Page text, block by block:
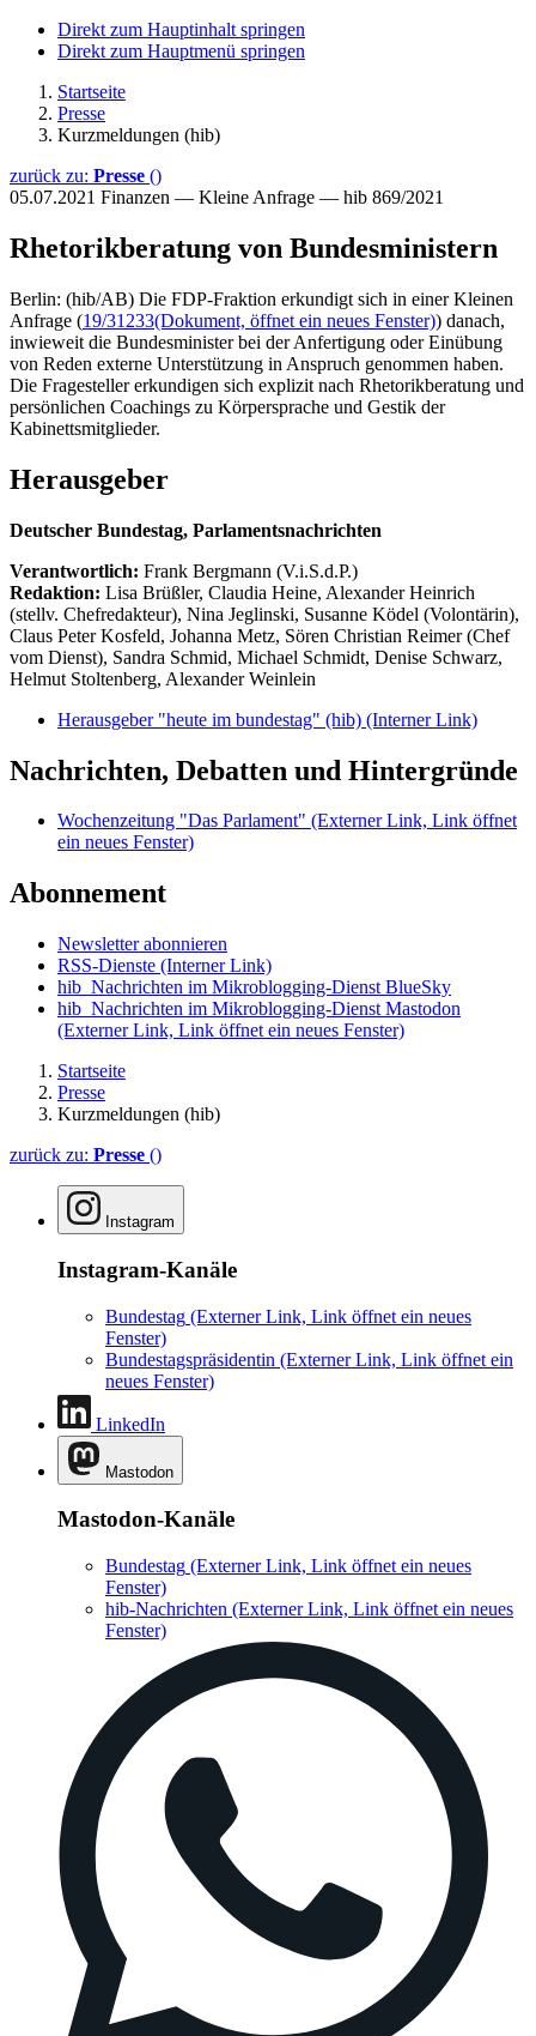
Direkt zum Hauptinhalt springen
Direkt zum Hauptmenü springen
Startseite
Presse
Kurzmeldungen (hib)
zurück zu: Presse ()
05.07.2021 Finanzen — Kleine Anfrage — hib 869/2021
Rhetorikberatung von Bundesministern
Berlin: (hib/AB) Die FDP-Fraktion erkundigt sich in einer Kleinen
Anfrage (19/31233(Dokument, öffnet ein neues Fenster)) danach,
inwieweit die Bundesminister bei der Anfertigung oder Einübung
von Reden externe Unterstützung in Anspruch genommen haben.
Die Fragesteller erkundigen sich explizit nach Rhetorikberatung und
persönlichen Coachings zu Körpersprache und Gestik der
Kabinettsmitglieder.
Herausgeber
Deutscher Bundestag, Parlamentsnachrichten
Verantwortlich: Frank Bergmann (V.i.S.d.P.)
Redaktion: Lisa Brüßler, Claudia Heine, Alexander Heinrich
(stellv. Chefredakteur), Nina Jeglinski, Susanne Ködel (Volontärin),
Claus Peter Kosfeld, Johanna Metz, Sören Christian Reimer (Chef
vom Dienst), Sandra Schmid, Michael Schmidt, Denise Schwarz,
Helmut Stoltenberg, Alexander Weinlein
Herausgeber "heute im bundestag" (hib) (Interner Link)
Nachrichten, Debatten und Hintergründe
Wochenzeitung "Das Parlament" (Externer Link, Link öffnet
ein neues Fenster)
Abonnement
Newsletter abonnieren
RSS-Dienste (Interner Link)
hib_Nachrichten im Mikroblogging-Dienst BlueSky
hib_Nachrichten im Mikroblogging-Dienst Mastodon
(Externer Link, Link öffnet ein neues Fenster)
Startseite
Presse
Kurzmeldungen (hib)
zurück zu: Presse ()
Instagram
Instagram-Kanäle
Bundestag (Externer Link, Link öffnet ein neues
Fenster)
Bundestagspräsidentin (Externer Link, Link öffnet ein
neues Fenster)
LinkedIn
Mastodon
Mastodon-Kanäle
Bundestag (Externer Link, Link öffnet ein neues
Fenster)
hib-Nachrichten (Externer Link, Link öffnet ein neues
Fenster)